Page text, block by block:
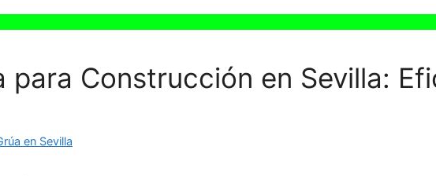
para Construcción en Sevilla:
en Sevilla